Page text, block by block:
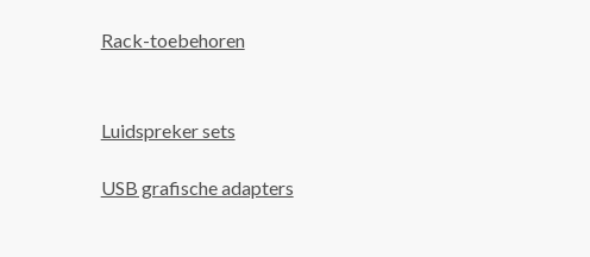
Rack-toebehoren
Luidspreker sets
USB grafische adapters